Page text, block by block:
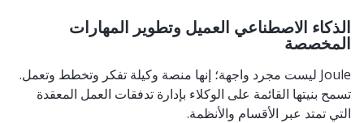
الذكاء الاصطناعي العميل وتطوير المهارات
المخصصة
Joule ليست مجرد واجهة؛ إنها منصة وكيلة تفكر وتخطط وتعمل.
تسمح بنيتها القائمة على الوكلاء بإدارة تدفقات العمل المعقدة
التي تمتد عبر الأقسام والأنظمة.